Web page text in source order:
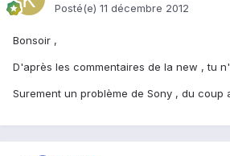
Posté(e) 11 décembre 2012
Bonsoir ,
D'après les commentaires de la new , tu
Surement un problème de Sony , du coup